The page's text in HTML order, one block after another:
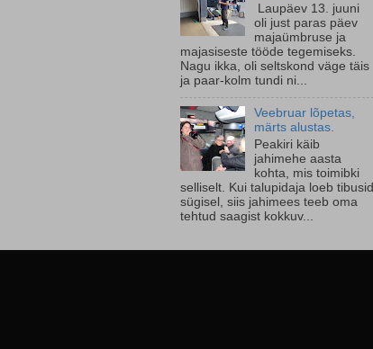
Laupäev 13. juuni
oli just paras päev
majaümbruse ja
majasiseste tööde tegemiseks.
Nagu ikka, oli seltskond väge täis
ja paar-kolm tundi ni...
Veebruar lõpetas,
märts alustas.
Peakiri käib
jahimehe aasta
kohta, mis toimibki
selliselt. Kui talupidaja loeb tibusid
sügisel, siis jahimees teeb oma
tehtud saagist kokkuv...